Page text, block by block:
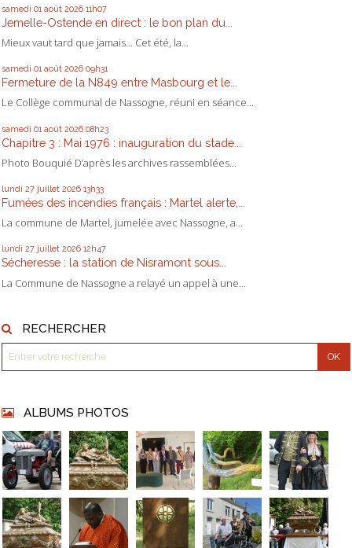
samedi 01 août 2026 11h07
Jemelle-Ostende en direct : le bon plan du...
Mieux vaut tard que jamais... Cet été, la...
samedi 01 août 2026 09h31
Fermeture de la N849 entre Masbourg et le...
Le Collège communal de Nassogne, réuni en séance...
samedi 01 août 2026 08h23
Chapitre 3 : Mai 1976 : inauguration du stade...
Photo Bouquié D’après les archives rassemblées...
lundi 27 juillet 2026 13h33
Fumées des incendies français : Martel alerte,...
La commune de Martel, jumelée avec Nassogne, a...
lundi 27 juillet 2026 12h47
Sécheresse : la station de Nisramont sous...
La Commune de Nassogne a relayé un appel à une...
RECHERCHER
ALBUMS PHOTOS